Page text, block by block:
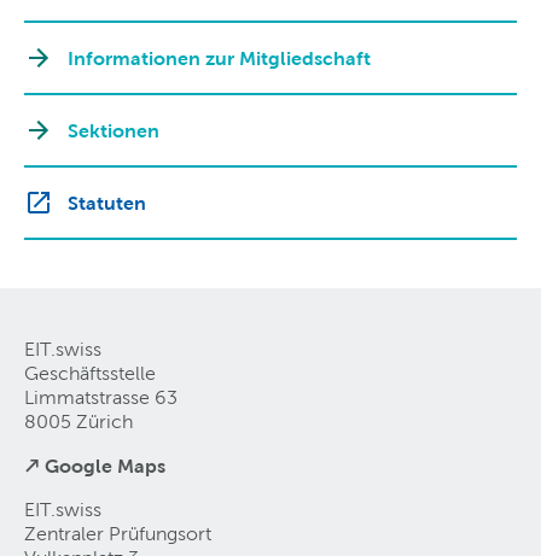
Informationen zur Mitgliedschaft
Sektionen
Statuten
EIT.swiss
Geschäftsstelle
Limmatstrasse 63
8005 Zürich
↗ Google Maps
EIT.swiss
Zentraler Prüfungsort